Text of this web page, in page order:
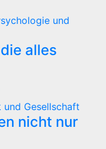
und
alles
und Gesellschaft
nicht nur